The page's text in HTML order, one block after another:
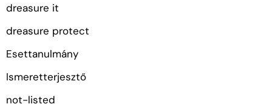
dreasure it
dreasure protect
Esettanulmány
Ismeretterjesztő
not-listed